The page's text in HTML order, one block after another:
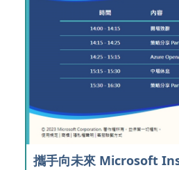
攜手向未來 Microsoft